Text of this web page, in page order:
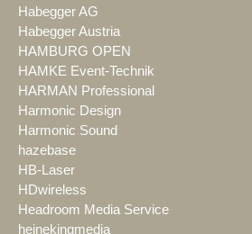
Habegger AG
Habegger Austria
HAMBURG OPEN
HAMKE Event-Technik
HARMAN Professional
Harmonic Design
Harmonic Sound
hazebase
HB-Laser
HDwireless
Headroom Media Service
heinekingmedia